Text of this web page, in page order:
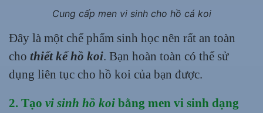
Cung cấp men vi sinh cho hồ cá koi
Đây là một chế phẩm sinh học nên rất an toàn
cho thiết kế hồ koi. Bạn hoàn toàn có thể sử
dụng liên tục cho hồ koi của bạn được.
2. Tạo vi sinh hồ koi bằng men vi sinh dạng